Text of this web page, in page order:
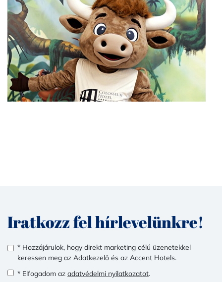
Iratkozz fel hírlevelünkre!
* Hozzájárulok, hogy direkt marketing célú üzenetekkel
keressen meg az Adatkezelő és az Accent Hotels.
* Elfogadom az adatvédelmi nyilatkozatot.